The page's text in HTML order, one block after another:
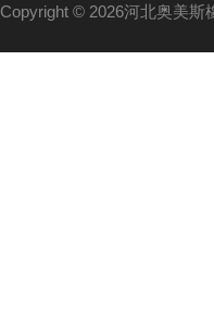
Copyright © 2026河北奥美